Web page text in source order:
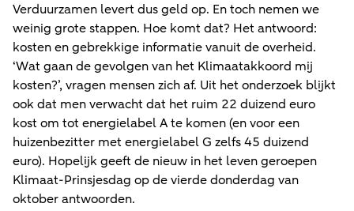
Verduurzamen levert dus geld op. En toch nemen we
weinig grote stappen. Hoe komt dat? Het antwoord:
kosten en gebrekkige informatie vanuit de overheid.
‘Wat gaan de gevolgen van het Klimaatakkoord mij
kosten?’, vragen mensen zich af. Uit het onderzoek blijkt
ook dat men verwacht dat het ruim 22 duizend euro
kost om tot energielabel A te komen (en voor een
huizenbezitter met energielabel G zelfs 45 duizend
euro). Hopelijk geeft de nieuw in het leven geroepen
Klimaat-Prinsjesdag op de vierde donderdag van
oktober antwoorden.